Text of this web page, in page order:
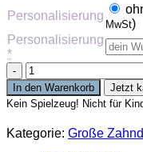
Personalisierung
MwSt)
Personalisierung
*
Zahndose
Bär
Menge
In den Warenkorb
Jetzt
Kein Spielzeug! Nicht für
Kategorie: Große